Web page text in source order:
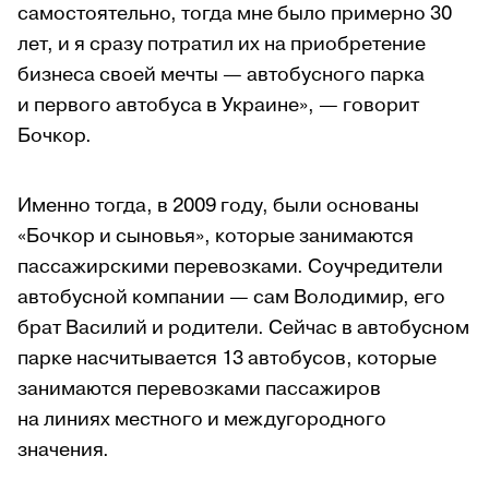
самостоятельно, тогда мне было примерно 30
лет, и я сразу потратил их на приобретение
бизнеса своей мечты — автобусного парка
и первого автобуса в Украине», — говорит
Бочкор.
Именно тогда, в 2009 году, были основаны
«Бочкор и сыновья», которые занимаются
пассажирскими перевозками. Соучредители
автобусной компании — сам Володимир, его
брат Василий и родители. Сейчас в автобусном
парке насчитывается 13 автобусов, которые
занимаются перевозками пассажиров
на линиях местного и междугородного
значения.